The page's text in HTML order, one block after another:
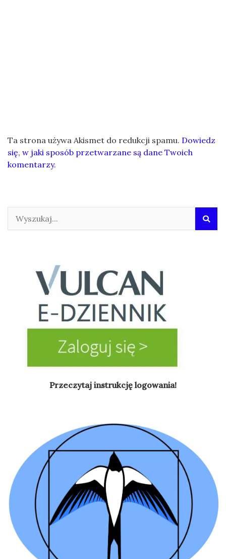
Ta strona używa Akismet do redukcji spamu. Dowiedz
się, w jaki sposób przetwarzane są dane Twoich
komentarzy.
Przeczytaj instrukcję logowania!